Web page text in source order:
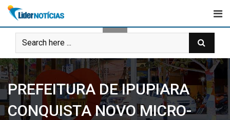
Skip
content
PREFEITURA DE IPUPIARA
CONQUISTA NOVO MICRO-